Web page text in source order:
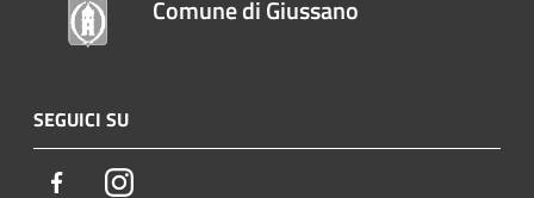
Comune di Giussano
SEGUICI SU
FacebookInstagram